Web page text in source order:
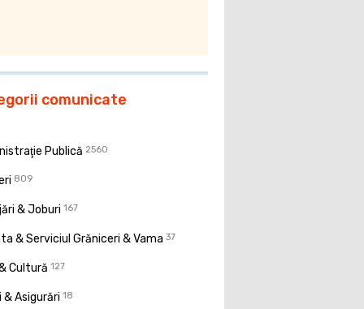
comunicate
Publică 2560
809
& Joburi 167
& Serviciul Grăniceri & Vama 37
Cultură 127
& Asigurări 18